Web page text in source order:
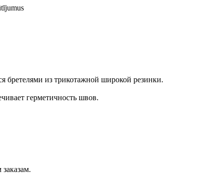
бретелями из трикотажной широкой резинки.
герметичность швов.